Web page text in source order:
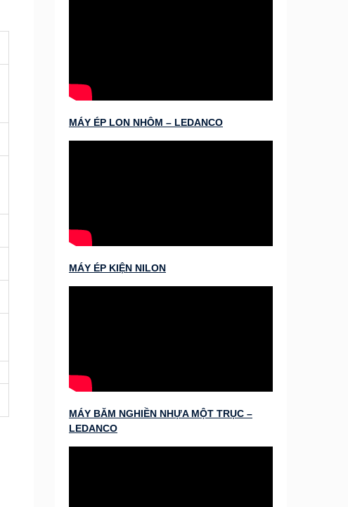
MÁY ÉP LON NHÔM – LEDANCO
MÁY ÉP KIỆN NILON
MÁY BĂM NGHIỀN NHỰA MỘT TRỤC –
LEDANCO